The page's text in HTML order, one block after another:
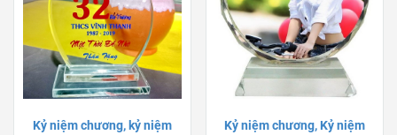
Kỷ niệm chương, kỷ niệm
Kỷ niệm chương, Kỷ niệm